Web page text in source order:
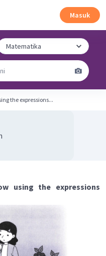
Masuk
the expressions...
using the expressions